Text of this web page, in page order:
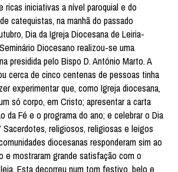
ricas iniciativas a nível paroquial e do
catequistas, na manhã do passado
Dia da Igreja Diocesana de Leiria-
Diocesano realizou-se uma
presidida pelo Bispo D. António Marto. A
cerca de cinco centenas de pessoas tinha
experimentar que, como Igreja diocesana,
só corpo, em Cristo; apresentar a carta
da Fé e o programa do ano; e celebrar o Dia
Sacerdotes, religiosos, religiosas e leigos
diocesanas responderam sim ao
e mostraram grande satisfação com o
Esta decorreu num tom festivo, belo e